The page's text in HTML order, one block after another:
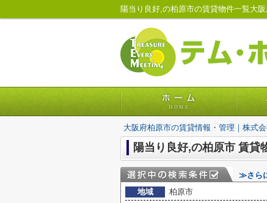
陽当り良好,の柏原市の賃貸物件一覧大
大阪府柏原市の賃貸情報・管理｜株式
陽当り良好,の柏原市 賃貸
≫さら
地域
柏原市